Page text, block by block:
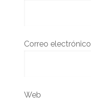
Correo electrónico
Web